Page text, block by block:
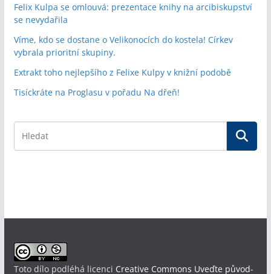
Felix Kulpa se omlouvá: prezentace knihy na arcibiskupství
se nevydařila
Víme, kdo se dostane o Velikonocích do kostela! Církev
vybrala prioritní skupiny.
Extrakt toho nejlepšího z Felixe Kulpy v knižní podobě
Tisíckráte na Proglasu v pořadu Na dřeň!
Toto dílo podléhá licenci Creative Commons Uveďte původ-